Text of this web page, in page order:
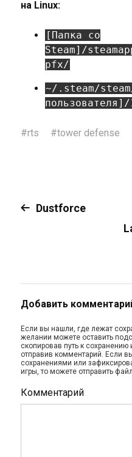
на Linux:
[Папка со
Steam]/
pfx/
~/.steam/
#rts #tower defense
Dustforce
Добавить
Если вы нашли, где лежат
желании можете оставить
скопировав путь к
отправив комментарий. Если
сохранениями или
игры, то можете отправить
Комментарий